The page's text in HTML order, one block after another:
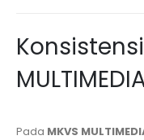
Pada MKVS